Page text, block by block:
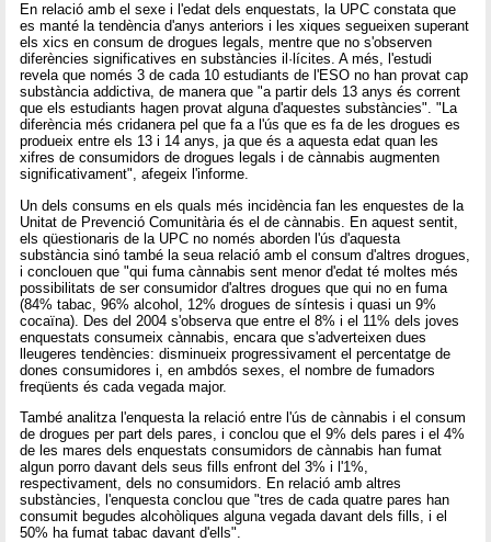
En relació amb el sexe i l'edat dels enquestats, la UPC constata que
es manté la tendència d'anys anteriors i les xiques segueixen superant
els xics en consum de drogues legals, mentre que no s'observen
diferències significatives en substàncies il·lícites. A més, l'estudi
revela que només 3 de cada 10 estudiants de l'ESO no han provat cap
substància addictiva, de manera que "a partir dels 13 anys és corrent
que els estudiants hagen provat alguna d'aquestes substàncies". "La
diferència més cridanera pel que fa a l'ús que es fa de les drogues es
produeix entre els 13 i 14 anys, ja que és a aquesta edat quan les
xifres de consumidors de drogues legals i de cànnabis augmenten
significativament", afegeix l'informe.
Un dels consums en els quals més incidència fan les enquestes de la
Unitat de Prevenció Comunitària és el de cànnabis. En aquest sentit,
els qüestionaris de la UPC no només aborden l'ús d'aquesta
substància sinó també la seua relació amb el consum d'altres drogues,
i conclouen que "qui fuma cànnabis sent menor d'edat té moltes més
possibilitats de ser consumidor d'altres drogues que qui no en fuma
(84% tabac, 96% alcohol, 12% drogues de síntesis i quasi un 9%
cocaïna). Des del 2004 s'observa que entre el 8% i el 11% dels joves
enquestats consumeix cànnabis, encara que s'adverteixen dues
lleugeres tendències: disminueix progressivament el percentatge de
dones consumidores i, en ambdós sexes, el nombre de fumadors
freqüents és cada vegada major.
També analitza l'enquesta la relació entre l'ús de cànnabis i el consum
de drogues per part dels pares, i conclou que el 9% dels pares i el 4%
de les mares dels enquestats consumidors de cànnabis han fumat
algun porro davant dels seus fills enfront del 3% i l'1%,
respectivament, dels no consumidors. En relació amb altres
substàncies, l'enquesta conclou que "tres de cada quatre pares han
consumit begudes alcohòliques alguna vegada davant dels fills, i el
50% ha fumat tabac davant d'ells".